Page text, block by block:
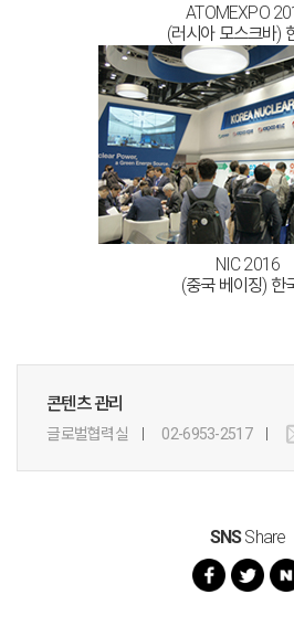
ATOMEXPO
(러시아 모스크바)
NIC 2016
(중국 베이징) 한
콘텐츠 관리
글로벌협력실 02-6953-2517
SNSShare